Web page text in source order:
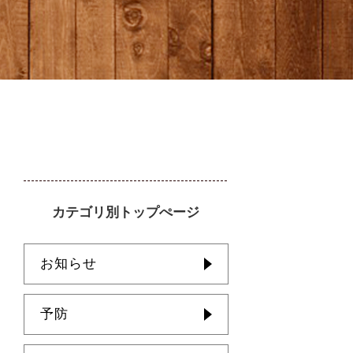
カテゴリ別トップぺージ
お知らせ
予防